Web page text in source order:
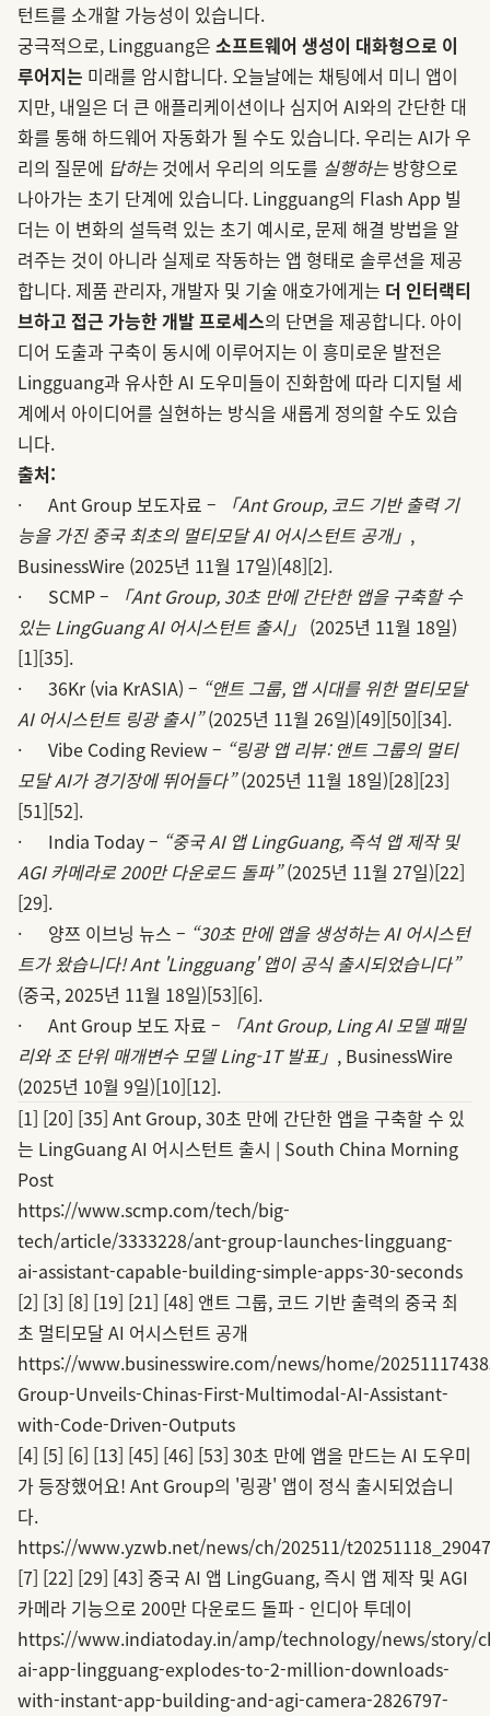
턴트를 소개할 가능성이 있습니다.
궁극적으로, Lingguang은 소프트웨어 생성이 대화형으로 이
루어지는 미래를 암시합니다. 오늘날에는 채팅에서 미니 앱이
지만, 내일은 더 큰 애플리케이션이나 심지어 AI와의 간단한 대
화를 통해 하드웨어 자동화가 될 수도 있습니다. 우리는 AI가 우
리의 질문에 답하는것에서 우리의 의도를 실행하는방향으로
나아가는 초기 단계에 있습니다. Lingguang의 Flash App 빌
더는 이 변화의 설득력 있는 초기 예시로, 문제 해결 방법을 알
려주는 것이 아니라 실제로 작동하는 앱 형태로 솔루션을 제공
합니다. 제품 관리자, 개발자 및 기술 애호가에게는 더 인터랙티
브하고 접근 가능한 개발 프로세스의 단면을 제공합니다. 아이
디어 도출과 구축이 동시에 이루어지는 이 흥미로운 발전은
Lingguang과 유사한 AI 도우미들이 진화함에 따라 디지털 세
계에서 아이디어를 실현하는 방식을 새롭게 정의할 수도 있습
니다.
출처:
· Ant Group 보도자료 –
「Ant Group, 코드 기반 출력 기
능을 가진 중국 최초의 멀티모달 AI 어시스턴트 공개」 ,
BusinessWire (2025년 11월 17일)[48][2].
· SCMP –
「Ant Group, 30초 만에 간단한 앱을 구축할 수
있는 LingGuang AI 어시스턴트 출시」 (2025년 11월 18일)
[1][35].
· 36Kr (via KrASIA) – “앤트 그룹, 앱 시대를 위한 멀티모달
AI 어시스턴트 링광 출시”(2025년 11월 26일)[49][50][34].
· Vibe Coding Review – “링광 앱 리뷰: 앤트 그룹의 멀티
모달 AI가 경기장에 뛰어들다”(2025년 11월 18일)[28][23]
[51][52].
· India Today – “중국 AI 앱 LingGuang, 즉석 앱 제작 및
AGI 카메라로 200만 다운로드 돌파”(2025년 11월 27일)[22]
[29].
· 양쯔 이브닝 뉴스 – “30초 만에 앱을 생성하는 AI 어시스턴
트가 왔습니다! Ant 'Lingguang' 앱이 공식 출시되었습니다”
(중국, 2025년 11월 18일)[53][6].
· Ant Group 보도 자료 –
「Ant Group, Ling AI 모델 패밀
리와 조 단위 매개변수 모델 Ling-1T 발표」 , BusinessWire
(2025년 10월 9일)[10][12].
[1] [20] [35] Ant Group, 30초 만에 간단한 앱을 구축할 수 있
는 LingGuang AI 어시스턴트 출시 | South China Morning
Post
https://www.scmp.com/tech/big-
tech/article/3333228/ant-group-launches-lingguang-
ai-assistant-capable-building-simple-apps-30-seconds
[2] [3] [8] [19] [21] [48] 앤트 그룹, 코드 기반 출력의 중국 최
초 멀티모달 AI 어시스턴트 공개
https://www.businesswire.com/news/home/
Group-Unveils-Chinas-First-Multimodal-AI-Assistant-
with-Code-Driven-Outputs
[4] [5] [6] [13] [45] [46] [53] 30초 만에 앱을 만드는 AI 도우미
가 등장했어요! Ant Group의 '링광' 앱이 정식 출시되었습니
다.
https://www.yzwb.net/news/ch/202511/
[7] [22] [29] [43] 중국 AI 앱 LingGuang, 즉시 앱 제작 및 AGI
카메라 기능으로 200만 다운로드 돌파 - 인디아 투데이
https://www.indiatoday.in/amp/technology/news/story/
ai-app-lingguang-explodes-to-2-million-downloads-
with-instant-app-building-and-agi-camera-2826797-